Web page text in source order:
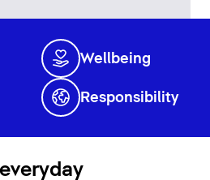
Wellbeing
Responsibility